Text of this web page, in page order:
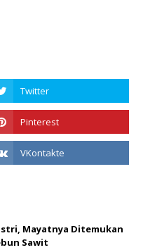
Mayatnya Ditemukan
Sawit